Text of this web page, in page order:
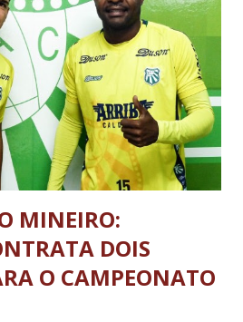
pois o espaço é
ano o festival traz ainda, a Série
de Violoncelistas de 11 a 14 de
25 concertos gratuitos,
quatro séries diferenciadas de
Noturnos’ qu...
MINEIRO:
DOIS
O CAMPEONATO